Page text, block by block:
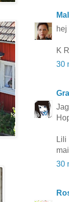
hej
K
30
Lili
30